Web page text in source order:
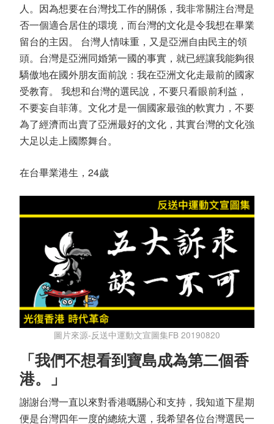
人。因為想要在台灣找工作的關係，我非常關注台灣是
否一個適合居住的環境，而台灣的文化是令我想在畢業
留台的主因。 台灣人情味重，又是亞洲自由民主的領
頭。台灣是亞洲同婚第一國的事實，就已經讓我能夠很
驕傲地在國外朋友面前說：我在亞洲文化走最前的國家
受教育。 我想和台灣的選民說，不要只看眼前利益，
不要妄自菲薄。文化才是一個國家最強的軟實力，不要
為了經濟而出賣了亞洲最好的文化，其實台灣的文化強
大足以走上國際舞台。
在台畢業港生，24歲
圖片來源-反送中運動文宣圖集FB 20190820
「我們不想看到寶島成為第二個香
港。」
謝謝台灣一直以來對香港嘅關心和支持，我知道下星期
便是台灣四年一度的總統大選，我希望各位台灣選民一